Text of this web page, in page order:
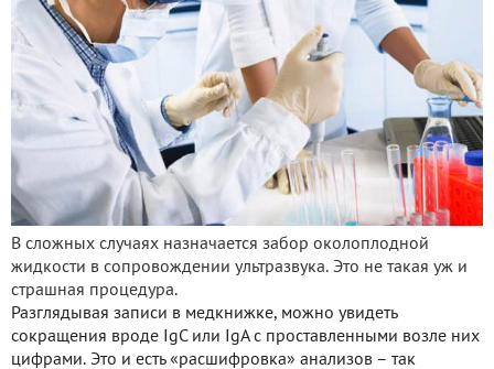
В сложных случаях назначается забор околоплодной
жидкости в сопровождении ультразвука. Это не такая уж и
страшная процедура.
Разглядывая записи в медкнижке, можно увидеть
сокращения вроде IgC или IgA c проставленными возле них
цифрами. Это и есть «расшифровка» анализов – так